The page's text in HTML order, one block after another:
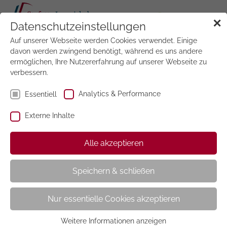
Jetzt
testen
Flow
✕
Datenschutzeinstellungen
Auf unserer Webseite werden Cookies verwendet. Einige
davon werden zwingend benötigt, während es uns andere
ermöglichen, Ihre Nutzererfahrung auf unserer Webseite zu
verbessern.
Essentiell Analytics & Performance
Externe Inhalte
Alle akzeptieren
Speichern & schließen
Nur essentielle Cookies akzeptieren
Weitere Informationen anzeigen